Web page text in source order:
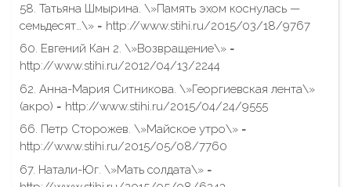
58. Татьяна Шмырина. \»Память эхом коснулась —
семьдесят…\» = http://www.stihi.ru/2015/03/18/9767
60. Евгений Кан 2. \»Возвращение\» =
http://www.stihi.ru/2012/04/13/2244
62. Анна-Мария Ситникова. \»Георгиевская лента\»
(акро) = http://www.stihi.ru/2015/04/24/9555
66. Петр Сторожев. \»Майское утро\» =
http://www.stihi.ru/2015/05/08/7760
67. Натали-Юг. \»Мать солдата\» =